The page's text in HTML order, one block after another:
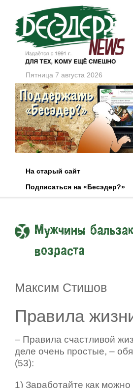
Пятница 7 августа 2026
На старый сайт
Подписаться на «Бесэдер?»
Мужчины
возраста
Максим Стишов
Правила
– Правила счастливой
деле очень простые, –
(53):
1) Заработайте как